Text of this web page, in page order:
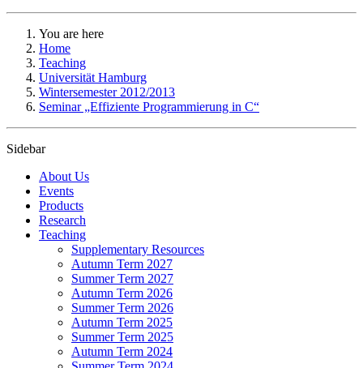
You are here
Home
Teaching
Universität Hamburg
Wintersemester 2012/2013
Seminar „Effiziente Programmierung in C“
Sidebar
About Us
Events
Products
Research
Teaching
Supplementary Resources
Autumn Term 2027
Summer Term 2027
Autumn Term 2026
Summer Term 2026
Autumn Term 2025
Summer Term 2025
Autumn Term 2024